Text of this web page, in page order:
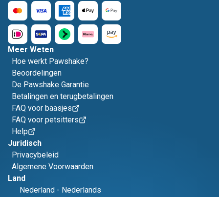
Meer Weten
Hoe werkt Pawshake?
Beoordelingen
De Pawshake Garantie
Betalingen en terugbetalingen
FAQ voor baasjes
FAQ voor petsitters
Help
Juridisch
Privacybeleid
Algemene Voorwaarden
Land
Nederland - Nederlands